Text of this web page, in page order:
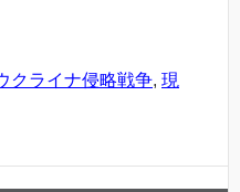
クライナ侵略戦争, 現